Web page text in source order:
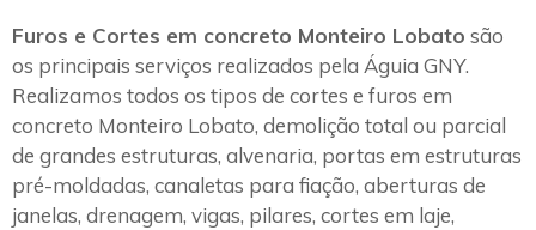
Furos e Cortes em concreto Monteiro Lobato são
os principais serviços realizados pela Águia GNY.
Realizamos todos os tipos de cortes e furos em
concreto Monteiro Lobato, demolição total ou parcial
de grandes estruturas, alvenaria, portas em estruturas
pré-moldadas, canaletas para fiação, aberturas de
janelas, drenagem, vigas, pilares, cortes em laje,